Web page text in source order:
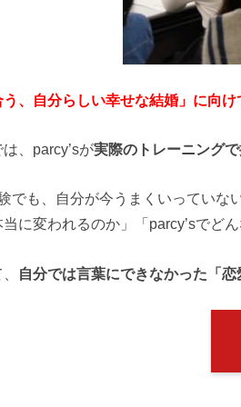
う、自分らしい幸せな結婚」に向
、parcy’sが実際のトレーニング
でも、自分が今うまくいっていな
当に変われるのか」「parcy’sでど
自分では言葉にできなかった「恋